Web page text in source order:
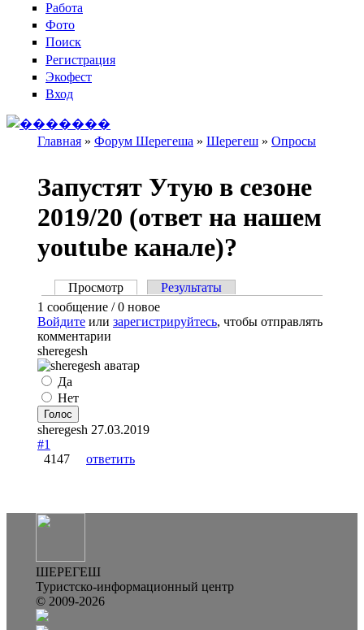
Работа
Фото
Поиск
Регистрация
Экофест
Вход
Главная » Форум Шерегеша » Шерегеш » Опросы
Запустят Утую в сезоне
2019/20 (ответ на нашем
youtube канале)?
Главные вкладки
Просмотр (активная вкладка)
Результаты
1 сообщение / 0 новое
Войдите или зарегистрируйтесь, чтобы отправлять
комментарии
sheregesh
Варианты
Да
Нет
sheregesh 27.03.2019
#1
4147
ответить
ШЕРЕГЕШ
Туристско-информационный центр
© 2009-2026